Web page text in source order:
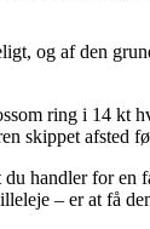
og af den
ring i 14 kt
skippet afsted
handler for en
– er at få